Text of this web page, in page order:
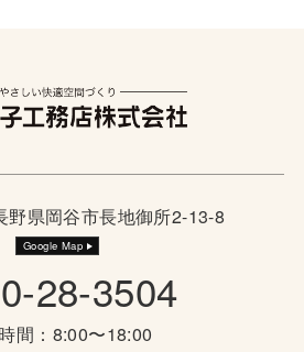
野県岡谷市長地御所2-13-8
Google Map
28-3504
間：8:00〜18:00